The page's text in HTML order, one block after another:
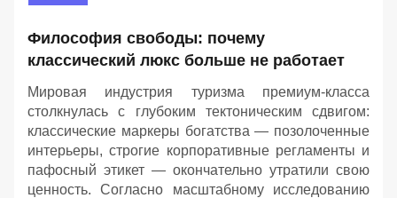
Философия свободы: почему
классический люкс больше не работает
Мировая индустрия туризма премиум-класса
столкнулась с глубоким тектоническим сдвигом:
классические маркеры богатства — позолоченные
интерьеры, строгие корпоративные регламенты и
пафосный этикет — окончательно утратили свою
ценность. Согласно масштабному исследованию